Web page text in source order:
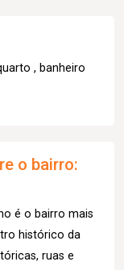
, banheiro
o bairro:
é o bairro mais
histórico da
ruas e